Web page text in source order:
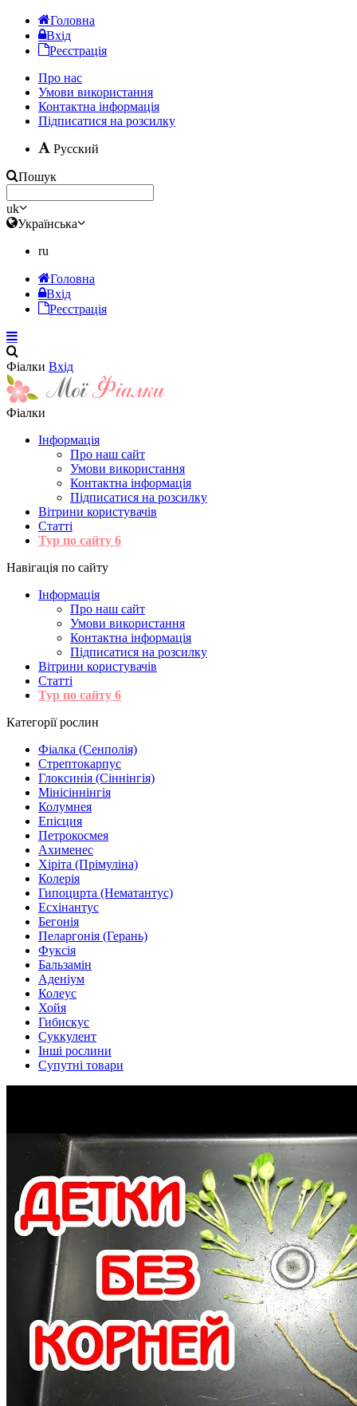
Головна
Вхід
Реєстрація
Про нас
Умови використання
Контактна інформація
Підписатися на розсилку
Русский
Пошук
uk
Українська
ru
Головна
Вхід
Реєстрація
Фіалки Вхід
Фіалки
Інформація
Про наш сайт
Умови використання
Контактна інформація
Підписатися на розсилку
Вітрини користувачів
Статті
Тур по сайту 6
Навігація по сайту
Інформація
Про наш сайт
Умови використання
Контактна інформація
Підписатися на розсилку
Вітрини користувачів
Статті
Тур по сайту 6
Категорії рослин
Фіалка (Сенполія)
Стрептокарпус
Глоксинія (Сіннінгія)
Мінісіннінгія
Колумнея
Епісция
Петрокосмея
Ахименес
Хіріта (Прімуліна)
Колерія
Гипоцирта (Нематантус)
Есхінантус
Бегонія
Пеларгонія (Герань)
Фуксія
Бальзамін
Аденіум
Колеус
Хойя
Гибискус
Суккулент
Інші рослини
Супутні товари